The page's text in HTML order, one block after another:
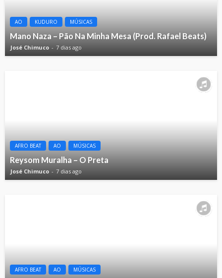
AO KUDURO MÚSICAS
Mano Naza – Pão Na Minha Mesa (Prod. Rafael Beats)
José Chimuco 7 dias ago
AFRO BEAT AO MÚSICAS
Reysom Muralha – O Preta
José Chimuco 7 dias ago
AFRO BEAT AO MÚSICAS